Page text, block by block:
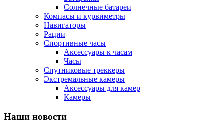
Солнечные батареи
Компасы и курвиметры
Навигаторы
Рации
Спортивные часы
Аксессуары к часам
Часы
Спутниковые треккеры
Экстремальные камеры
Аксессуары для камер
Камеры
Наши новости